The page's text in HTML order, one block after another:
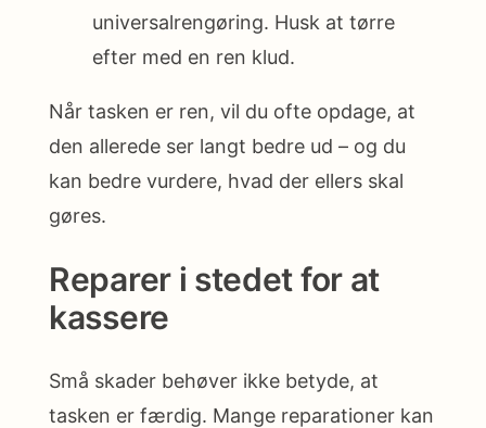
universalrengøring. Husk at tørre
efter med en ren klud.
Når tasken er ren, vil du ofte opdage, at
den allerede ser langt bedre ud – og du
kan bedre vurdere, hvad der ellers skal
gøres.
Reparer i stedet for at
kassere
Små skader behøver ikke betyde, at
tasken er færdig. Mange reparationer kan